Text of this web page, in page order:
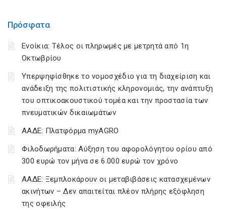
Πρόσφατα
Ενοίκια: Τέλος οι πληρωμές με μετρητά από 1η
Οκτωβρίου
Υπερψηφίσθηκε το νομοσχέδιο για τη διαχείριση και
ανάδειξη της πολιτιστικής κληρονομιάς, την ανάπτυξη
του οπτικοακουστικού τομέα και την προστασία των
πνευματικών δικαιωμάτων
ΑΑΔΕ: Πλατφόρμα myAGRO
Φιλοδωρήματα: Αύξηση του αφορολόγητου ορίου από
300 ευρώ τον μήνα σε 6.000 ευρώ τον χρόνο
ΑΑΔΕ: Ξεμπλοκάρουν οι μεταβιβάσεις κατασχεμένων
ακινήτων – Δεν απαιτείται πλέον πλήρης εξόφληση
της οφειλής